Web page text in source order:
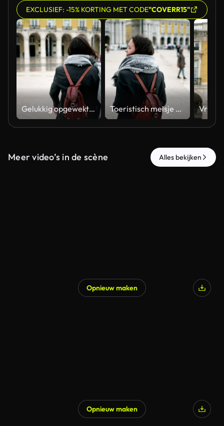
EXCLUSIEF: -15% KORTING MET CODE"COVERR15"
Gelukkig opgewekt paar toeristen die op vierkant lissabon koesteren Toeristisch meisje dat overjas, rugzak en sjaal draagt
Meer video’s in de scène Alles bekijken
Opnieuw maken
Opnieuw maken